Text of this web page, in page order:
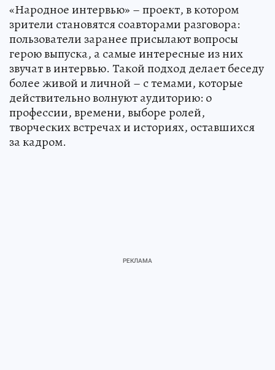
«Народное интервью» – проект, в котором
зрители становятся соавторами разговора:
пользователи заранее присылают вопросы
герою выпуска, а самые интересные из них
звучат в интервью. Такой подход делает беседу
более живой и личной – с темами, которые
действительно волнуют аудиторию: о
профессии, времени, выборе ролей,
творческих встречах и историях, оставшихся
за кадром.